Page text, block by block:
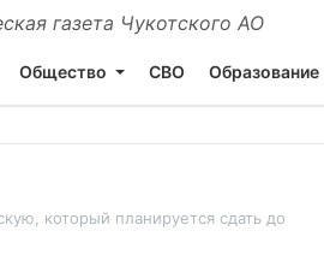
газета Чукотского АО
Общество СВО Образование
который планируется сдать до